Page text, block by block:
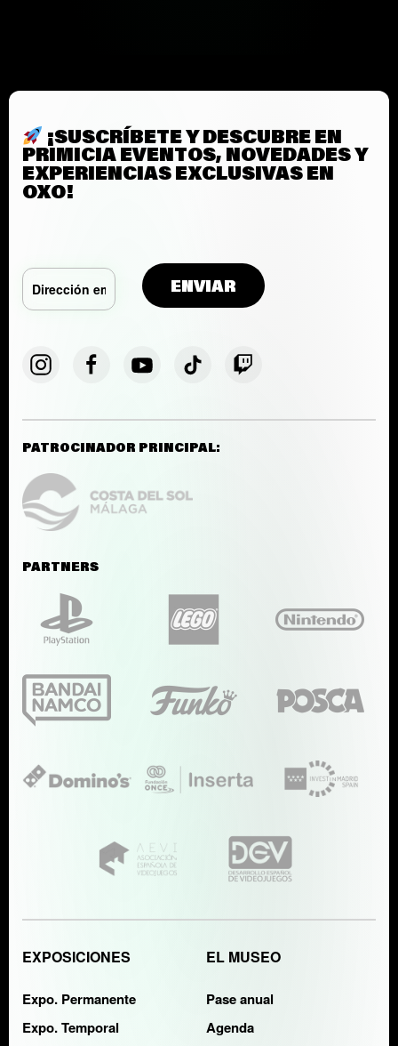
¡SUSCRÍBETE Y DESCUBRE EN
PRIMICIA EVENTOS, NOVEDADES Y
EXPERIENCIAS EXCLUSIVAS EN
OXO!
PATROCINADOR PRINCIPAL:
PARTNERS
EXPOSICIONES
Expo. Permanente
Expo. Temporal
EL MUSEO
Pase anual
Agenda